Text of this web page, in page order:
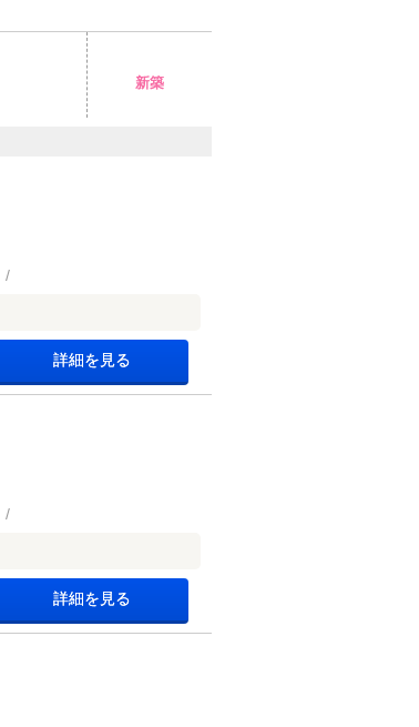
新築
詳細を見る
詳細を見る